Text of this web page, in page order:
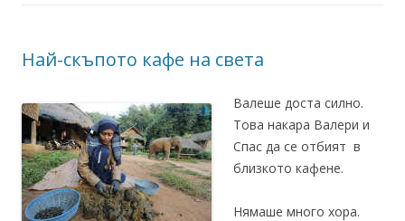
Най-скъпото кафе на света
Валеше доста силно.
Това накара Валери и
Спас да се отбият в
близкото кафене.
Нямаше много хора.